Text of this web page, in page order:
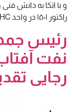
و با اتکا به دانش
راکتور ۱۵۰۱ در واحد MHC پروژه نفت خام با موفقیت انجام شد.
رئیس
نفت
رجایی